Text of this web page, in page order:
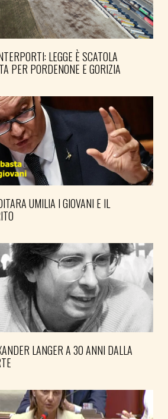
LEGGE È SCATOLA
PER PORDENONE E GORIZIA
UMILIA I GIOVANI E IL
LANGER A 30 ANNI DALLA